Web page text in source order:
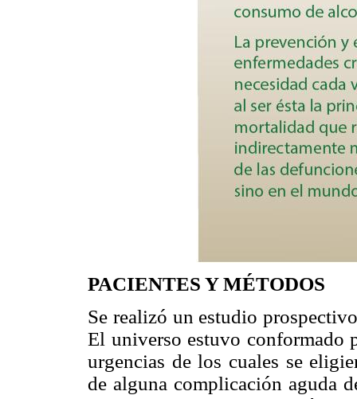
PACIENTES Y MÉTODOS
Se realizó un estudio
El universo estuvo conformado
urgencias de los cuales se
de alguna complicación aguda